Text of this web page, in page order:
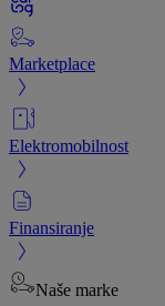
Marketplace
Elektromobilnost
Finansiranje
Naše marke